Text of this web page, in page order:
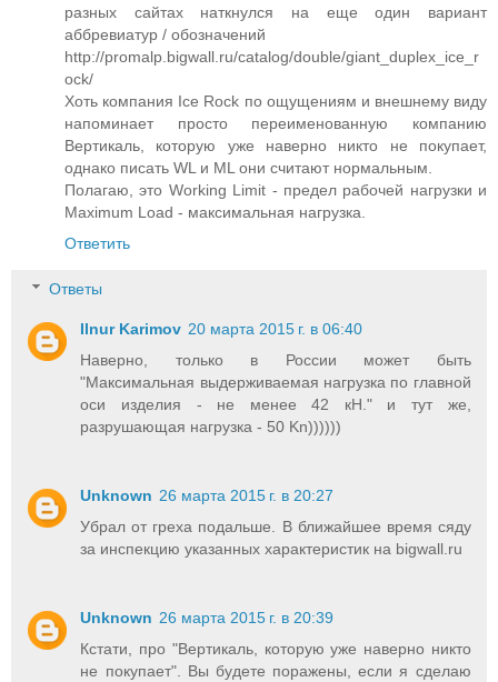
разных сайтах наткнулся на еще один вариант
аббревиатур / обозначений
http://promalp.bigwall.ru/catalog/double/giant_duplex_ice_r
ock/
Хоть компания Ice Rock по ощущениям и внешнему виду
напоминает просто переименованную компанию
Вертикаль, которую уже наверно никто не покупает,
однако писать WL и ML они считают нормальным.
Полагаю, это Working Limit - предел рабочей нагрузки и
Maximum Load - максимальная нагрузка.
Ответить
Ответы
Ilnur Karimov 20 марта 2015 г. в 06:40
Наверно, только в России может быть
"Максимальная выдерживаемая нагрузка по главной
оси изделия - не менее 42 кН." и тут же,
разрушающая нагрузка - 50 Kn))))))
Unknown 26 марта 2015 г. в 20:27
Убрал от греха подальше. В ближайшее время сяду
за инспекцию указанных характеристик на bigwall.ru
Unknown 26 марта 2015 г. в 20:39
Кстати, про "Вертикаль, которую уже наверно никто
не покупает". Вы будете поражены, если я сделаю